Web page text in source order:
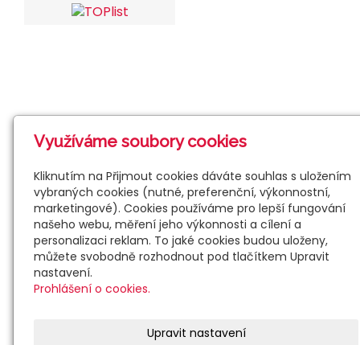
Využíváme soubory cookies
Kliknutím na Přijmout cookies dáváte souhlas s uložením
vybraných cookies (nutné, preferenční, výkonnostní,
marketingové). Cookies používáme pro lepší fungování
našeho webu, měření jeho výkonnosti a cílení a
personalizaci reklam. To jaké cookies budou uloženy,
můžete svobodně rozhodnout pod tlačítkem Upravit
nastavení.
Prohlášení o cookies.
Upravit nastavení